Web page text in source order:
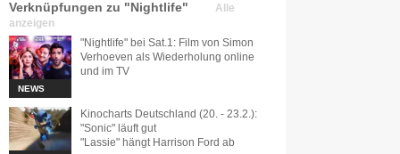
Verknüpfungen zu "Nightlife"
Alle
anzeigen
NEWS
"Nightlife" bei Sat.1: Film von Simon
Verhoeven als Wiederholung online
und im TV
Kinocharts Deutschland (20. - 23.2.):
"Sonic" läuft gut
"Lassie" hängt Harrison Ford ab